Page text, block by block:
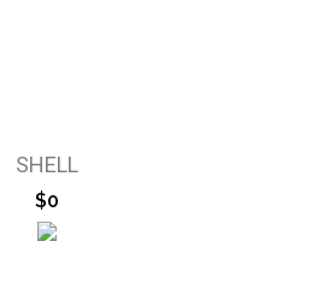
SHELL
$0